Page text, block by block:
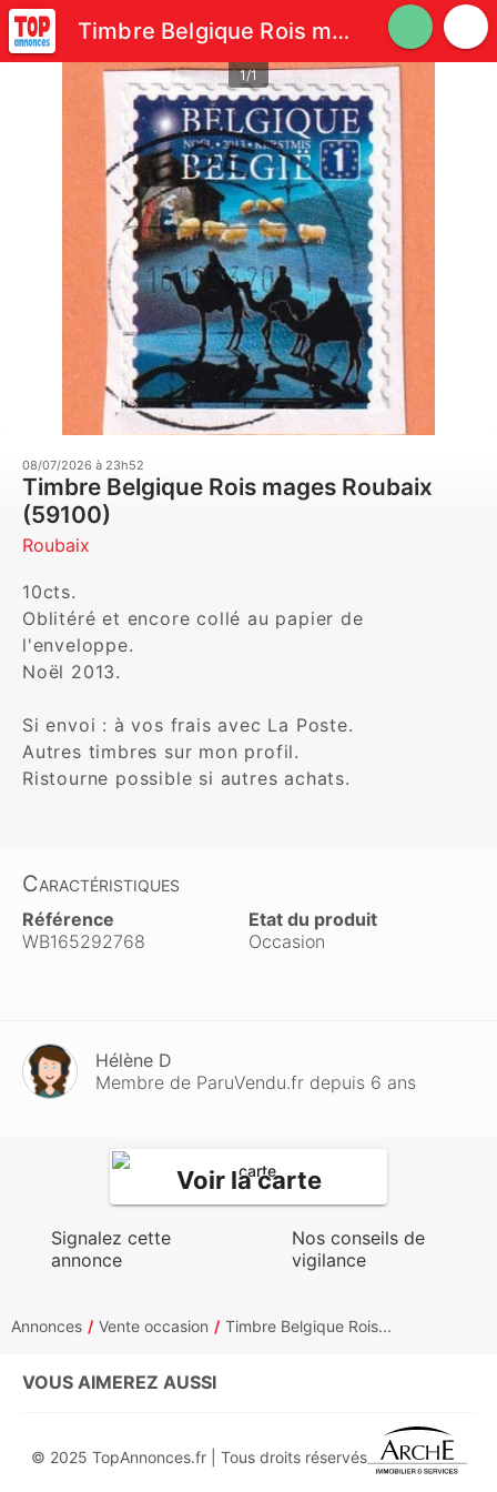
Timbre Belgique Rois mages
1/1
08/07/2026 à 23h52
Timbre Belgique Rois mages Roubaix
(59100)
Roubaix
10cts.
Oblitéré et encore collé au papier de
l'enveloppe.
Noël 2013.
Si envoi : à vos frais avec La Poste.
Autres timbres sur mon profil.
Ristourne possible si autres achats.
Caractéristiques
Référence
WB165292768
Etat du produit
Occasion
Hélène D
Membre de ParuVendu.fr depuis 6 ans
Voir la carte
Signalez cette
annonce
Nos conseils de
vigilance
Annonces Vente occasion Timbre Belgique Rois...
VOUS AIMEREZ AUSSI
© 2025 TopAnnonces.fr | Tous droits réservés